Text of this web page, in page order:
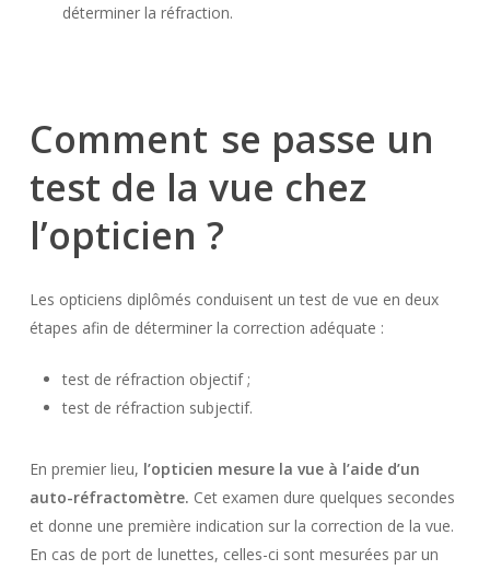
déterminer la réfraction.
Comment se passe un
test de la vue chez
l’opticien ?
Les opticiens diplômés conduisent un test de vue en deux
étapes afin de déterminer la correction adéquate :
test de réfraction objectif ;
test de réfraction subjectif.
En premier lieu, l’opticien mesure la vue à l’aide d’un
auto-réfractomètre. Cet examen dure quelques secondes
et donne une première indication sur la correction de la vue.
En cas de port de lunettes, celles-ci sont mesurées par un